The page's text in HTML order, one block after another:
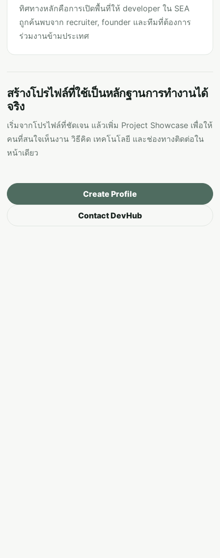
ทิศทางหลักคือการเปิดพื้นที่ให้ developer ใน SEA
ถูกค้นพบจาก recruiter, founder และทีมที่ต้องการ
ร่วมงานข้ามประเทศ
สร้างโปรไฟล์ที่ใช้เป็นหลักฐานการทำงานได้
จริง
เริ่มจากโปรไฟล์ที่ชัดเจน แล้วเพิ่ม Project Showcase เพื่อให้
คนที่สนใจเห็นงาน วิธีคิด เทคโนโลยี และช่องทางติดต่อใน
หน้าเดียว
Create Profile
Contact DevHub